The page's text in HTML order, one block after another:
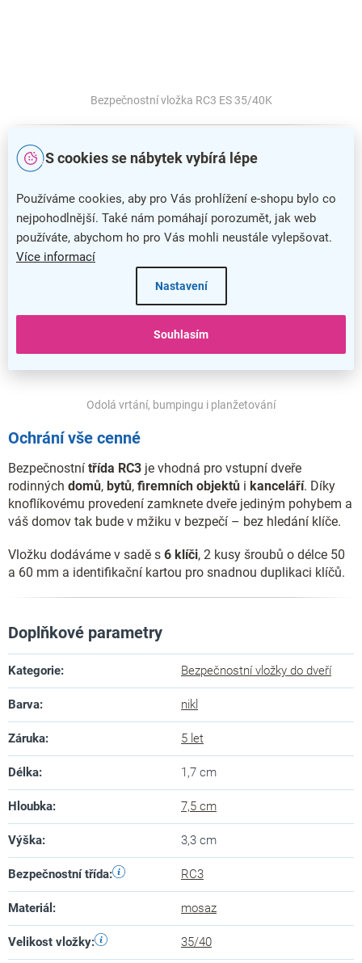
S cookies se nábytek vybírá lépe
Používáme cookies, aby pro Vás prohlížení e-shopu bylo co
nejpohodlnější. Také nám pomáhají porozumět, jak web
používáte, abychom ho pro Vás mohli neustále vylepšovat.
Více informací
Nastavení
Souhlasím
Bezpečnostní vložka RC3 ES 35/40K
Odolá vrtání, bumpingu i planžetování
Ochrání vše cenné
Bezpečnostní třída RC3 je vhodná pro vstupní dveře
rodinných domů, bytů, firemních objektů i kanceláří. Díky
knoflíkovému provedení zamknete dveře jediným pohybem a
váš domov tak bude v mžiku v bezpečí – bez hledání klíče.
Vložku dodáváme v sadě s 6 klíči, 2 kusy šroubů o délce 50
a 60 mm a identifikační kartou pro snadnou duplikaci klíčů.
Doplňkové parametry
Kategorie: Bezpečnostní vložky do dveří
Barva: nikl
Záruka: 5 let
Délka: 1,7 cm
Hloubka: 7,5 cm
Výška: 3,3 cm
Bezpečnostní třída: RC3
Materiál : mosaz
Velikost vložky: 35/40